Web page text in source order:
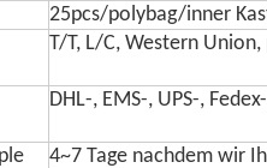
25pcs/polybag/inner
T/T, L/C, Western Union,
DHL-, EMS-, UPS-,
4~7 Tage nachdem wir